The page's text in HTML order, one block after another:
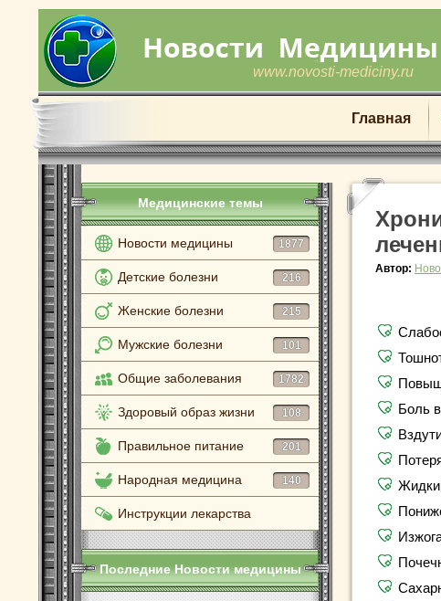
www.novosti-mediciny.ru
Главная
Медицинские темы
Новости медицины 1877
Детские болезни 216
Женские болезни 215
Мужские болезни 101
Общие заболевания 1782
Здоровый образ жизни 108
Правильное питание 201
Народная медицина 140
Инструкции лекарства
Последние Новости медицины
Автор:
Боль